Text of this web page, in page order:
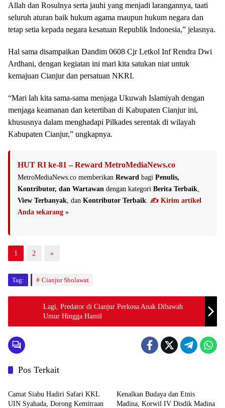
Allah dan Rosulnya serta jauhi yang menjadi larangannya, taati
seluruh aturan baik hukum agama maupun hukum negara dan
tetap setia kepada negara kesatuan Republik Indonesia,” jelasnya.
Hal sama disampaikan Dandim 0608 Cjr Letkol Inf Rendra Dwi
Ardhani, dengan kegiatan ini mari kita satukan niat untuk
kemajuan Cianjur dan persatuan NKRI.
“Mari lah kita sama-sama menjaga Ukuwah Islamiyah dengan
menjaga keamanan dan ketertiban di Kabupaten Cianjur ini,
khususnya dalam menghadapi Pilkades serentak di wilayah
Kabupaten Cianjur,” ungkapnya.
HUT RI ke-81 – Reward MetroMediaNews.co
MetroMediaNews.co memberikan Reward bagi Penulis,
Kontributor, dan Wartawan dengan kategori Berita Terbaik,
View Terbanyak, dan Kontributor Terbaik. ✍️ Kirim artikel
Anda sekarang »
1 2 »
Tag: Cianjur Sholawat
Lagi, Predator di Cianjur Perkosa Anak Dibawah
Umur Hingga Hamil
Pos Terkait
HOME
Camat Siabu Hadiri Safari KKL
UIN Syahada, Dorong Kemitraan
Kenalkan Budaya dan Etnis
Madina, Korwil IV Disdik Madina